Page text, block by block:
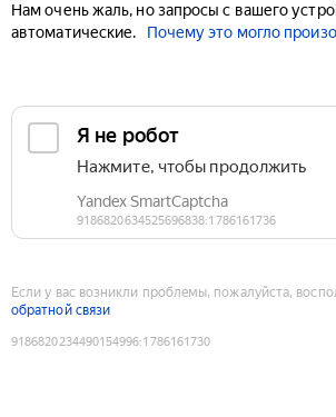
Нам очень жаль, но запросы с вашего
автоматические.
Почему это могло
Если у вас возникли проблемы, пожалуйста,
обратной связи
9186820234490154996:1786161730